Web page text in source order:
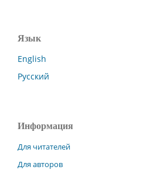
Язык
English
Русский
Информация
Для читателей
Для авторов